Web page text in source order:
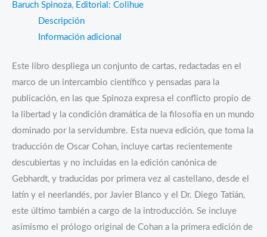
Baruch Spinoza, Editorial: Colihue
Descripción
Información adicional
Este libro despliega un conjunto de cartas, redactadas en el
marco de un intercambio científico y pensadas para la
publicación, en las que Spinoza expresa el conflicto propio de
la libertad y la condición dramática de la filosofía en un mundo
dominado por la servidumbre. Esta nueva edición, que toma la
traducción de Oscar Cohan, incluye cartas recientemente
descubiertas y no incluidas en la edición canónica de
Gebhardt, y traducidas por primera vez al castellano, desde el
latín y el neerlandés, por Javier Blanco y el Dr. Diego Tatián,
este último también a cargo de la introducción. Se incluye
asimismo el prólogo original de Cohan a la primera edición de